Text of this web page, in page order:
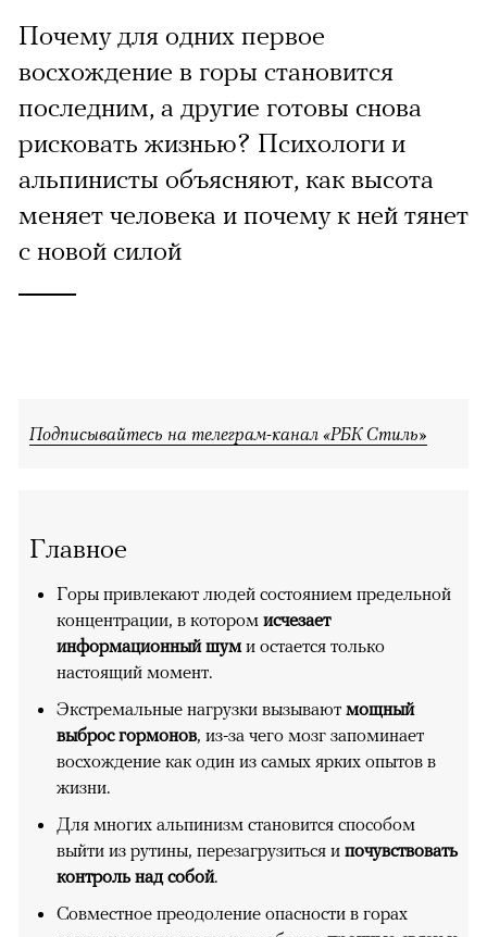
Почему для одних первое
восхождение в горы становится
последним, а другие готовы снова
рисковать жизнью? Психологи и
альпинисты объясняют, как высота
меняет человека и почему к ней тянет
с новой силой
Подписывайтесь на телеграм-канал «РБК Стиль»
Главное
Горы привлекают людей состоянием предельной
концентрации, в котором исчезает
информационный шум и остается только
настоящий момент.
Экстремальные нагрузки вызывают мощный
выброс гормонов, из-за чего мозг запоминает
восхождение как один из самых ярких опытов в
жизни.
Для многих альпинизм становится способом
выйти из рутины, перезагрузиться и почувствовать
контроль над собой.
Совместное преодоление опасности в горах